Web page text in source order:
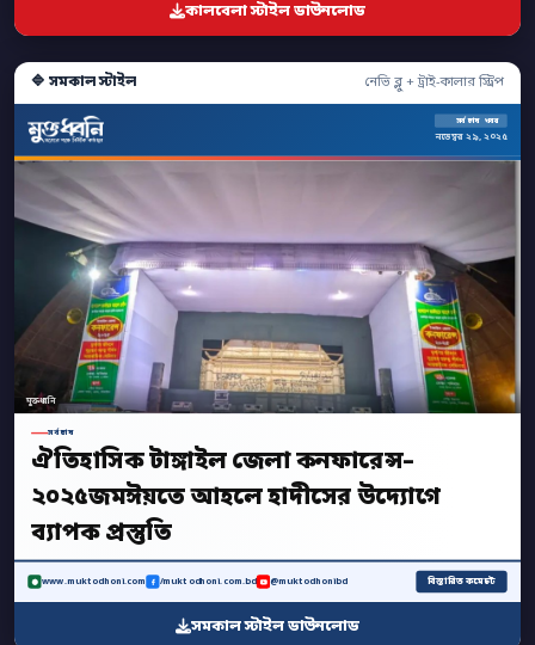
কালবেলা স্টাইল ডাউনলোড
🔷 সমকাল স্টাইল নেভি ব্লু + ট্রাই-কালার স্ট্রিপ
সর্বশেষ খবর
নভেম্বর ২৯, ২০২৫
মুক্তধ্বনি
সর্বশেষ
ঐতিহাসিক টাঙ্গাইল জেলা কনফারেন্স–
২০২৫জমঈয়তে আহলে হাদীসের উদ্যোগে
ব্যাপক প্রস্তুতি
www.muktodhoni.com /muktodhoni.com.bd @muktodhonibd বিস্তারিত কমেন্টে
সমকাল স্টাইল ডাউনলোড